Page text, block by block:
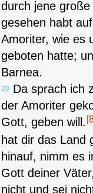
durch jene
gesehen habt
Amoriter, wie es
geboten hatte;
Barnea.
20 Da sprach ich
der Amoriter
Gott, geben will.
hat dir das Land
hinauf, nimm es
Gott deiner
nicht und sei